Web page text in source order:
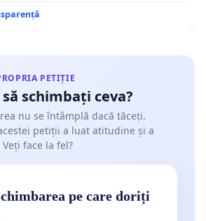
PETIȚIE
schimbați ceva?
nu se întâmplă dacă tăceți.
petiții a luat atitudine și a
face la fel?
pe care doriți